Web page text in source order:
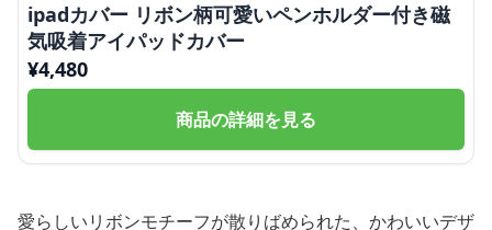
ipadカバー リボン柄可愛いペンホルダー付き磁
気吸着アイパッドカバー
¥4,480
商品の詳細を見る
愛らしいリボンモチーフが散りばめられた、かわいいデザ